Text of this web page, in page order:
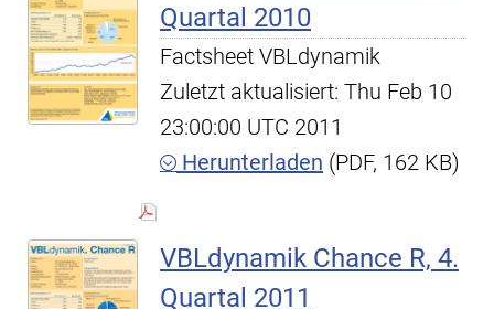
Quartal 2010
Factsheet VBLdynamik
Zuletzt aktualisiert: Thu Feb 10
23:00:00 UTC 2011
Herunterladen (PDF, 162 KB)
VBLdynamik Chance R, 4.
Quartal 2011